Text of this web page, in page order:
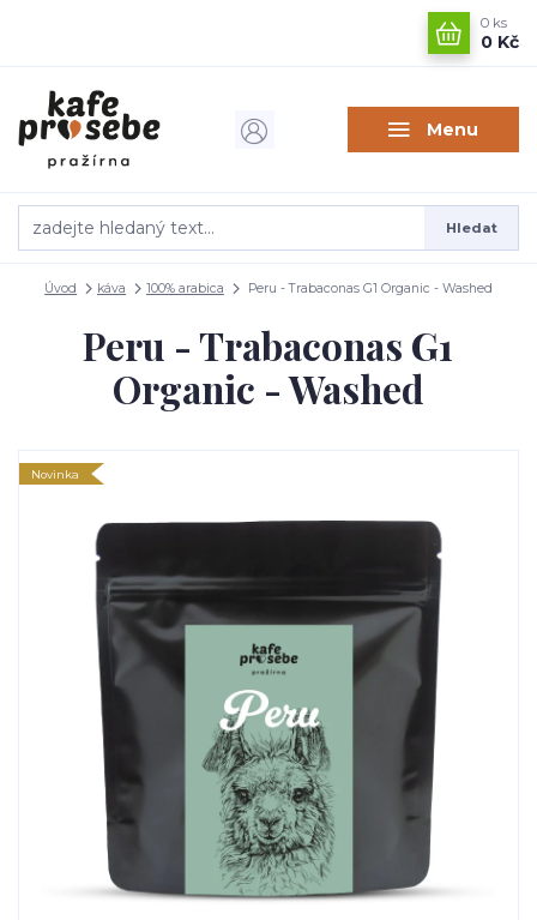
Menu
Hledat
0 ks
0 Kč
Úvod káva 100% arabica Peru - Trabaconas G1 Organic - Washed
Peru - Trabaconas G1
Organic - Washed
Novinka